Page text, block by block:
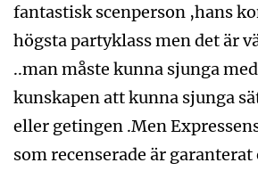
fantastisk scenperson ,hans
högsta partyklass men det är
..man måste kunna sjunga
kunskapen att kunna sjunga
eller getingen .Men
som recenserade är